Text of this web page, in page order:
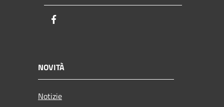
NOVITÀ
Notizie